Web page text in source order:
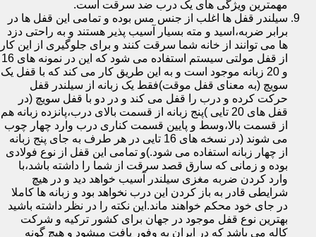
مهمترین ویژگی های یک درب ضد سرقت است.
سیلندر قفل ها اغلب از جنس مس بوده و تمامی این قفل ها در
برابر ضربه،اسید و مته بسیار آسیب پذیر هستند و به راحتی دزد
ها می توانند از خانه شما سرقت کنند و برای جلوگیری از این کار
از قفل مولتی سیستم استفاده می شود که این در نمونه های 16
و 20 زبانه موجود است و به این طریق کار می کند که با قفل یک
سویچ (به معنای قفل موقت)فقط یک زبانه از سیلندر قفل
حرکت کرده و درب را قفل می کند و در دو با قفل سویچ (در
قفل های 20 تایی )پنج زبانه از قسمت بالای درب،پانزده زبانه هم
از قسمت بالا،وسط و پایین قسمت کناری درب وارد چهار چوب
می شوند (در نسخه های 16 تایی در هر طرف به جای پنج زبانه
از چهار زبانه استفاده می شود.)و تمامی این قفل از نوع فولادی
بوده و زمانی که سارق قصد سرقت از شما را داشته باشد،با
وارد کردن ضربه مغزی سیلندر آسیب خواهد دید و در هیچ
شرایطی قادر به باز کردن این درب نخواهد بود و زبانه ها کاملا
در جای خود محکم خواهند ماند.این نکته را در نظر داشته باشید
بهترین نوع قفل موجود در جهان برای کشور ترکیه و شرکت
کاله می باشد که در ایران به وفور یافت میشود و هیچ گونه